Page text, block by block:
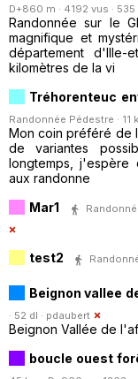
D+860 m · 4192 vus · 535
Randonnée sur le
magnifique et
département d'Ille-
kilomètres de la vi
Tréhorenteuc
Randonnée Pédestre · 11
Mon coin préféré de
de variantes
longtemps,
aux randonne
Mar1
test2
Beignon vallee
· 52 dl · pdaubert
Beignon Vallée de
boucle ouest